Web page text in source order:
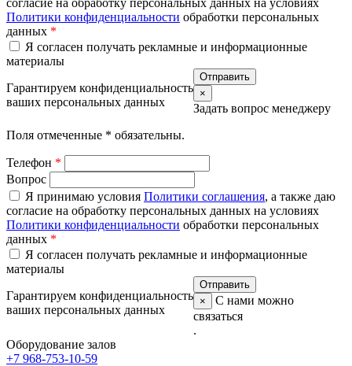
Политики конфиденциальности обработки персональных
данных *
Я согласен получать рекламные и информационные
материалы
Гарантируем конфиденциальность
ваших персональных данных
×
Задать вопрос менеджеру
Поля отмеченные * обязательны.
Телефон *
Вопрос
Я принимаю условия Политики соглашения, а также даю
согласие на обработку персональных данных на условиях
Политики конфиденциальности обработки персональных
данных *
Я согласен получать рекламные и информационные
материалы
Гарантируем конфиденциальность
ваших персональных данных
×
С нами можно
связаться
.
Оборудование залов
+7 968-753-10-59